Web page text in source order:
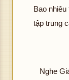
Bao
tập trung
Nghe